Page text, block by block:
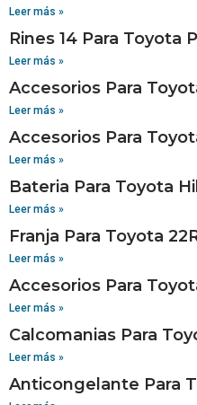
Leer más »
Rines 14 Para Toyota
Leer más »
Accesorios Para
Leer más »
Accesorios Para
Leer más »
Bateria Para Toyota
Leer más »
Franja Para Toyota
Leer más »
Accesorios Para
Leer más »
Calcomanias Para
Leer más »
Anticongelante Para